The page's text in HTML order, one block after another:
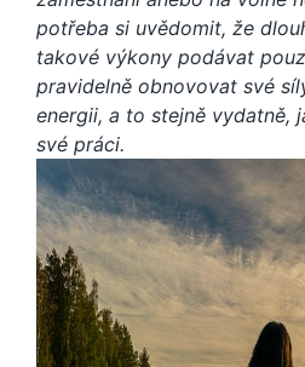
potřeba si uvědomit, že
takové výkony podávat
pravidelně obnovovat své
energii, a to stejně vydatně,
své práci.